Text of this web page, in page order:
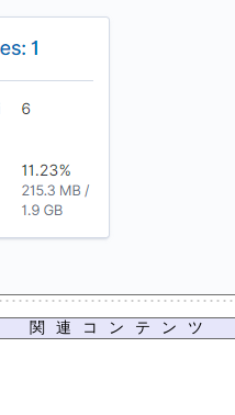
関連コンテンツ